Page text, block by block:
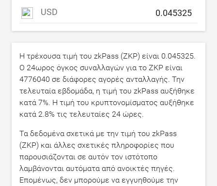
USD
Η τρέχουσα τιμή του zkPass (ZKP) είναι 0.045325.
Ο 24ωρος όγκος συναλλαγών για το ZKP είναι
4776040 σε διάφορες αγορές ανταλλαγής. Την
τελευταία εβδομάδα, η τιμή του zkPass αυξήθηκε
κατά 7%. Η τιμή του κρυπτονομίσματος αυξήθηκε
κατά 2.8% τις τελευταίες 24 ώρες.
Τα δεδομένα σχετικά με την τιμή του zkPass
(ZKP) και άλλες σχετικές πληροφορίες που
παρουσιάζονται σε αυτόν τον ιστότοπο
λαμβάνονται αυτόματα από ανοικτές πηγές.
Επομένως, δεν μπορούμε να εγγυηθούμε την